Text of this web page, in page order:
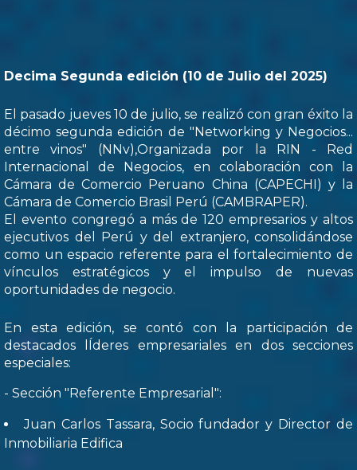
Decima Segunda edición (10 de Julio del 2025)
El pasado jueves 10 de julio, se realizó con gran éxito la
décimo segunda edición de "Networking y Negocios...
entre vinos" (NNv),Organizada por la RIN - Red
Internacional de Negocios, en colaboración con la
Cámara de Comercio Peruano China (CAPECHI) y la
Cámara de Comercio Brasil Perú (CAMBRAPER).
El evento congregó a más de 120 empresarios y altos
ejecutivos del Perú y del extranjero, consolidándose
como un espacio referente para el fortalecimiento de
vínculos estratégicos y el impulso de nuevas
oportunidades de negocio.
En esta edición, se contó con la participación de
destacados lÍderes empresariales en dos secciones
especiales:
- Sección "Referente Empresarial":
Juan Carlos Tassara, Socio fundador y Director de
Inmobiliaria Edifica